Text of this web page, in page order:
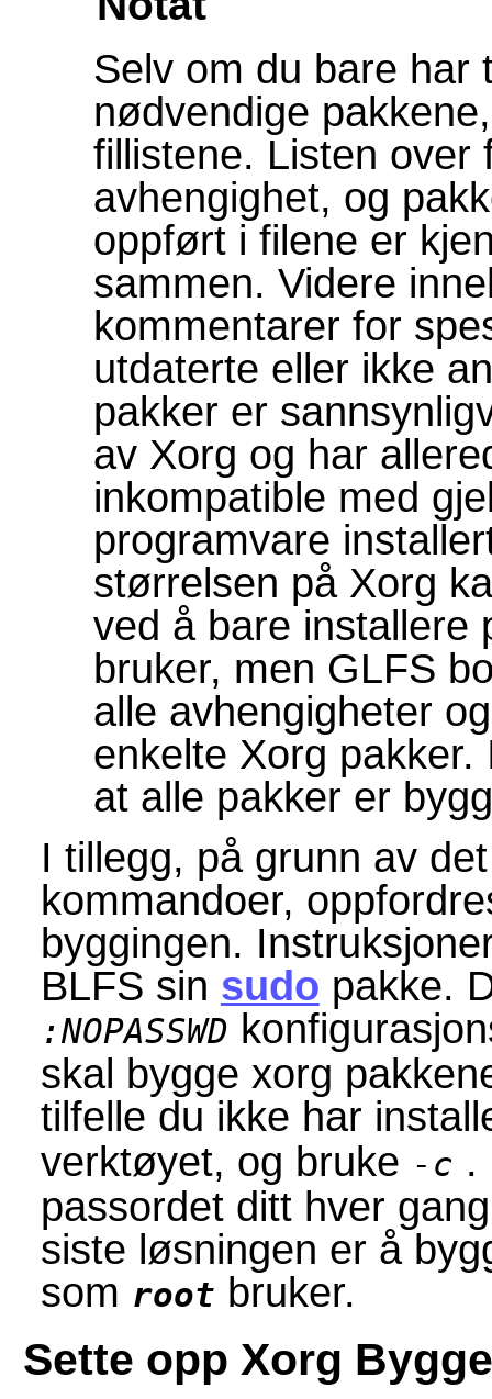
Selv om du bare har
nødvendige
fillistene. Listen over
avhengighet, og
oppført i filene er
sammen. Videre
kommentarer for
utdaterte eller ikke
pakker er
av Xorg og har
inkompatible med
programvare
størrelsen på Xorg
ved å bare installere
bruker, men GLFS
alle avhengigheter
enkelte Xorg
at alle pakker er
I tillegg, på grunn av
kommandoer,
byggingen.
BLFS sin sudo pakke.
:NOPASSWD
skal bygge xorg
tilfelle du ikke har
verktøyet, og bruke -c .
passordet ditt hver
siste løsningen er å
som root bruker.
Sette opp Xorg